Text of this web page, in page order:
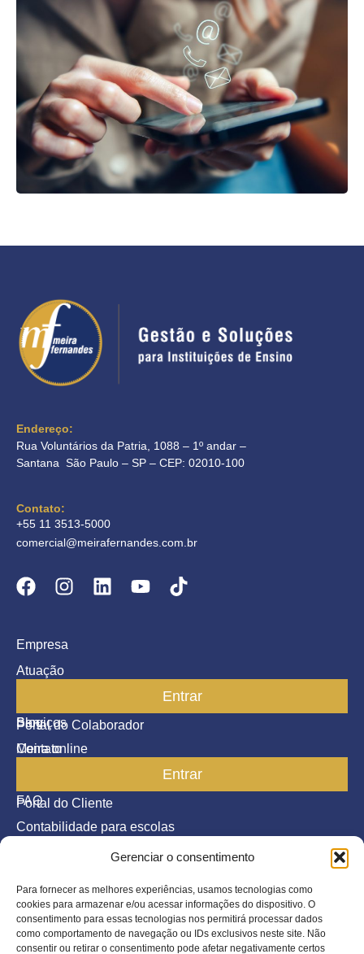
Gerenciar o consentimento
Para fornecer as melhores experiências, usamos tecnologias como
cookies para armazenar e/ou acessar informações do dispositivo. O
consentimento para essas tecnologias nos permitirá processar dados
como comportamento de navegação ou IDs exclusivos neste site. Não
consentir ou retirar o consentimento pode afetar negativamente certos
Endereço:
Rua Voluntários da Patria, 1088 – 1º andar –
Santana São Paulo – SP – CEP: 02010-100
Contato:
+55 11 3513-5000
comercial@meirafernandes.com.br
Empresa
Atuação
Blog
Contato
Portal do Colaborador
Entrar
Serviços
Meira online
FAQ
Contabilidade para escolas
Portal do Cliente
Entrar
©2026 Todos os direitos reservados.
Política de Privacidade